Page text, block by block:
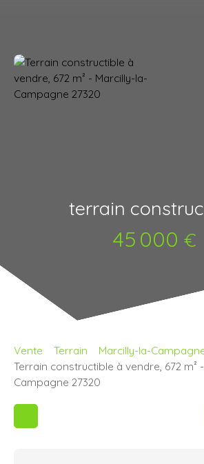
terrain
45 000 €
Vente Terrain
Marcilly-la-
Terrain constructible à vendre, 672 m²
Campagne 27320